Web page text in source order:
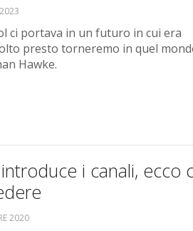
ci portava in un futuro in cui era
presto torneremo in quel
Hawke.
i canali, ecco
2020